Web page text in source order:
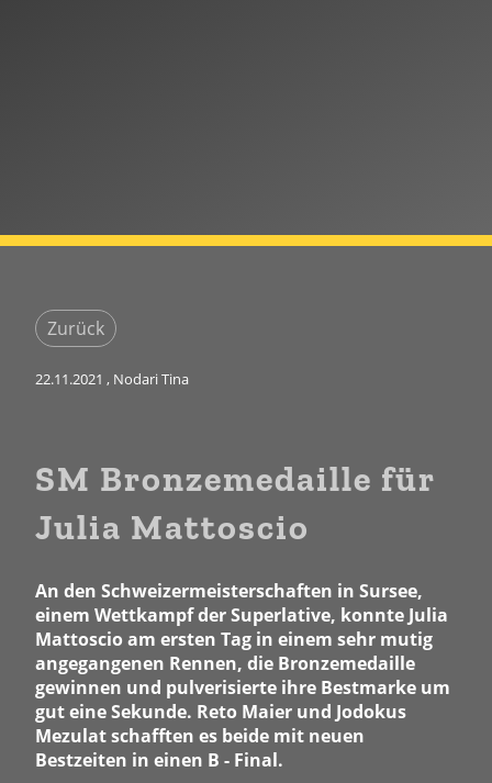
Zurück
22.11.2021 , Nodari Tina
SM Bronzemedaille für
Julia Mattoscio
An den Schweizermeisterschaften in Sursee,
einem Wettkampf der Superlative, konnte Julia
Mattoscio am ersten Tag in einem sehr mutig
angegangenen Rennen, die Bronzemedaille
gewinnen und pulverisierte ihre Bestmarke um
gut eine Sekunde. Reto Maier und Jodokus
Mezulat schafften es beide mit neuen
Bestzeiten in einen B - Final.